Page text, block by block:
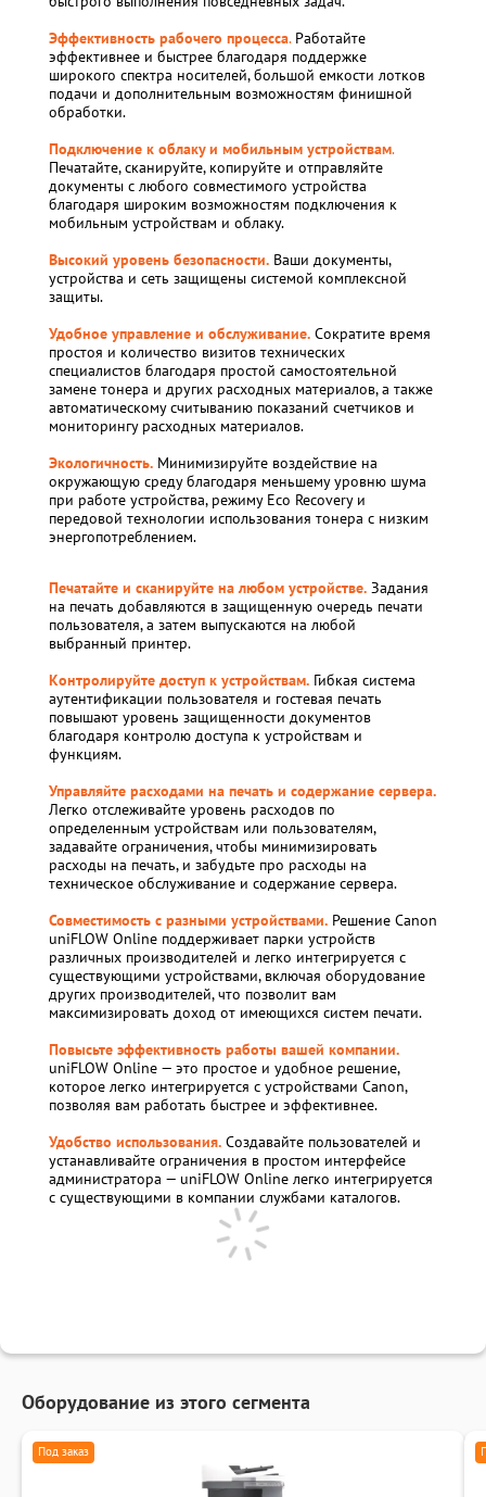
Эффективность рабочего процесса. Работайте
эффективнее и быстрее благодаря поддержке
широкого спектра носителей, большой емкости лотков
подачи и дополнительным возможностям финишной
обработки.
Подключение к облаку и мобильным устройствам.
Печатайте, сканируйте, копируйте и отправляйте
документы с любого совместимого устройства
благодаря широким возможностям подключения к
мобильным устройствам и облаку.
Высокий уровень безопасности. Ваши документы,
устройства и сеть защищены системой комплексной
защиты.
Удобное управление и обслуживание. Сократите время
простоя и количество визитов технических
специалистов благодаря простой самостоятельной
замене тонера и других расходных материалов, а также
автоматическому считыванию показаний счетчиков и
мониторингу расходных материалов.
Экологичность. Минимизируйте воздействие на
окружающую среду благодаря меньшему уровню шума
при работе устройства, режиму Eco Recovery и
передовой технологии использования тонера с низким
энергопотреблением.
Печатайте и сканируйте на любом устройстве. Задания
на печать добавляются в защищенную очередь печати
пользователя, а затем выпускаются на любой
выбранный принтер.
Контролируйте доступ к устройствам. Гибкая система
аутентификации пользователя и гостевая печать
повышают уровень защищенности документов
благодаря контролю доступа к устройствам и
функциям.
Управляйте расходами на печать и содержание сервера.
Легко отслеживайте уровень расходов по
определенным устройствам или пользователям,
задавайте ограничения, чтобы минимизировать
расходы на печать, и забудьте про расходы на
техническое обслуживание и содержание сервера.
Совместимость с разными устройствами. Решение Canon
uniFLOW Online поддерживает парки устройств
различных производителей и легко интегрируется с
существующими устройствами, включая оборудование
других производителей, что позволит вам
максимизировать доход от имеющихся систем печати.
Повысьте эффективность работы вашей компании.
uniFLOW Online — это простое и удобное решение,
которое легко интегрируется с устройствами Canon,
позволяя вам работать быстрее и эффективнее.
Удобство использования. Создавайте пользователей и
устанавливайте ограничения в простом интерфейсе
администратора — uniFLOW Online легко интегрируется
с существующими в компании службами каталогов.
Оборудование из этого сегмента
Под заказ